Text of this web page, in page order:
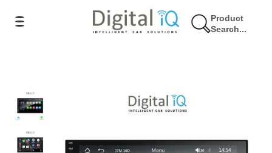
Product
Search...
13% Έκπτωση